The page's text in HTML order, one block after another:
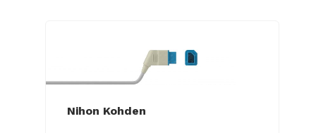
Nihon Kohden